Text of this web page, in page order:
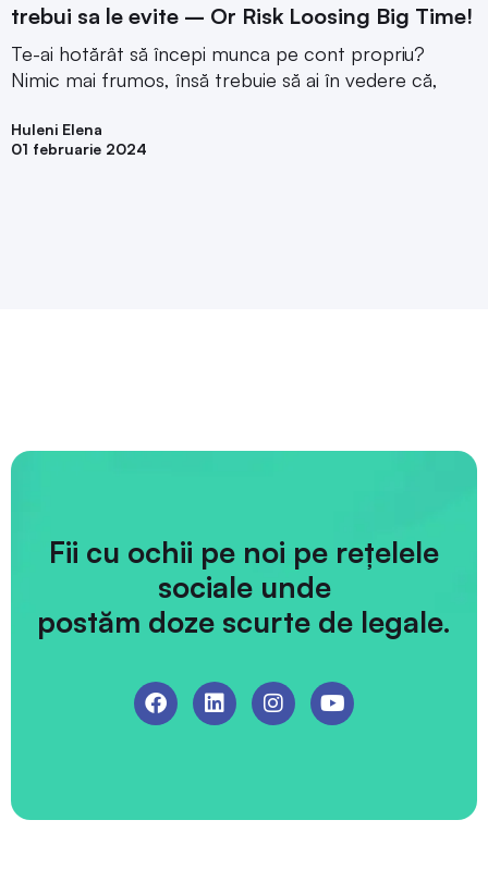
trebui sa le evite – Or Risk Loosing Big Time!
Te-ai hotărât să începi munca pe cont propriu?
Nimic mai frumos, însă trebuie să ai în vedere că,
Huleni Elena
01 februarie 2024
Fii cu ochii pe noi pe rețelele
sociale unde
postăm doze scurte de legale.